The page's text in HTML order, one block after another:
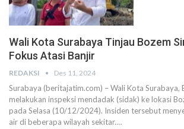
Wali Kota Surabaya Tinjau Bozem
Fokus Atasi Banjir
REDAKSI Des 11, 2024
Surabaya (beritajatim.com) – Wali Kota Surabaya,
melakukan inspeksi mendadak (sidak) ke lokasi
pada Selasa (10/12/2024). Insiden tersebut
air di beberapa wilayah sekitar.…